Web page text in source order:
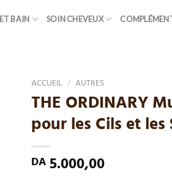
BAIN SOIN CHEVEUX
ACCUEIL / AUTRES
THE ORDINARY
pour les Cils et les
DA 5.000,00